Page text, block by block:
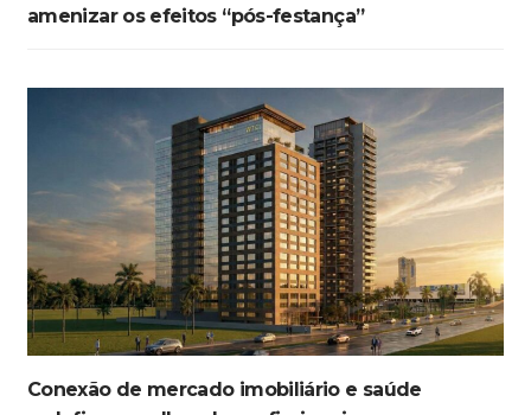
amenizar os efeitos “pós-festança”
Conexão de mercado imobiliário e saúde